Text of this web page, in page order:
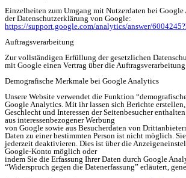
Einzelheiten zum Umgang mit Nutzerdaten bei
der Datenschutzerklärung von Google:
https://support.google.com/analytics/answer/
Auftragsverarbeitung
Zur vollständigen Erfüllung der gesetzlichen
mit Google einen Vertrag über die Auftragsverarbeitung
Demografische Merkmale bei Google Analytics
Unsere Website verwendet die Funktion
Google Analytics. Mit ihr lassen sich Berichte erstellen,
Geschlecht und Interessen der Seitenbesucher
aus interessenbezogener Werbung
von Google sowie aus Besucherdaten von
Daten zu einer bestimmten Person ist nicht möglich.
jederzeit deaktivieren. Dies ist über die
Google-Konto möglich oder
indem Sie die Erfassung Ihrer Daten durch Google
“Widerspruch gegen die Datenerfassung” erläutert,